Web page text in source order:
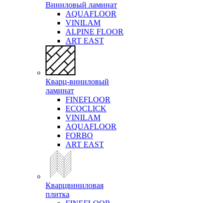
Виниловый ламинат
AQUAFLOOR
VINILAM
ALPINE FLOOR
ART EAST
Кварц-виниловый
ламинат
FINEFLOOR
ECOCLICK
VINILAM
AQUAFLOOR
FORBO
ART EAST
Кварцвиниловая
плитка